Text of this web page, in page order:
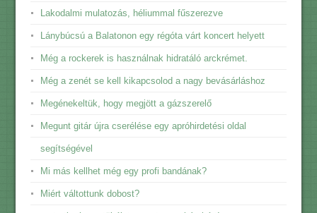
Lakodalmi mulatozás, héliummal fűszerezve
Lánybúcsú a Balatonon egy régóta várt koncert helyett
Még a rockerek is használnak hidratáló arckrémet.
Még a zenét se kell kikapcsolod a nagy bevásárláshoz
Megénekeltük, hogy megjött a gázszerelő
Megunt gitár újra cserélése egy apróhirdetési oldal
segítségével
Mi más kellhet még egy profi bandának?
Miért váltottunk dobost?